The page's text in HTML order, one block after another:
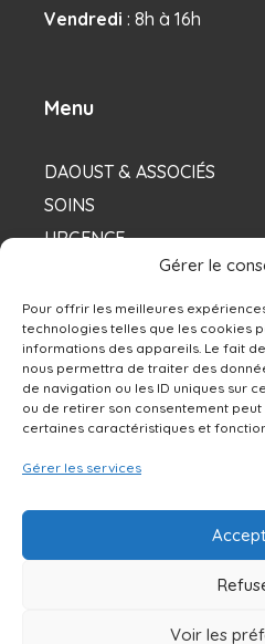
Gérer le
Pour offrir les meilleures
technologies telles que les cookies
informations des appareils. Le fait
nous permettra de traiter des
de navigation ou les ID uniques sur
ou de retirer son consentement
certaines caractéristiques et
Gérer les services
Voir les
Vendredi : 8h à 16h
Menu
DAOUST & ASSOCIÉS
SOINS
URGENCE
NOS DENTISTES
Contacts
13250 rue Sherbrooke